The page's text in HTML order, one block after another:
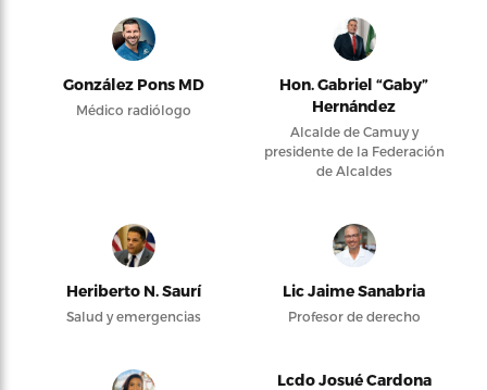
González Pons MD
Médico radiólogo
Hon. Gabriel “Gaby”
Hernández
Alcalde de Camuy y
presidente de la Federación
de Alcaldes
Heriberto N. Saurí
Salud y emergencias
Lic Jaime Sanabria
Profesor de derecho
Lcdo Josué Cardona